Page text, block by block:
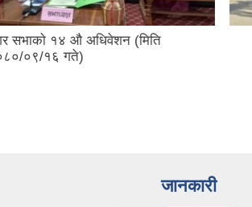
सभाकाे १४ ‍औ अधिवेशन (मिति
०९/१६ गते)
जानकारी